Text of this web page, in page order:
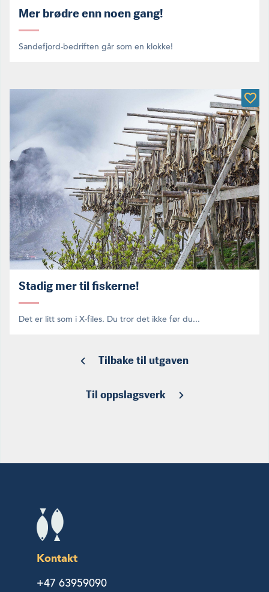
Mer brødre enn noen gang!
Sandefjord-bedriften går som en klokke!
Stadig mer til fiskerne!
Det er litt som i X-files. Du tror det ikke før du...
Tilbake til utgaven
Til oppslagsverk
Kontakt
+47 63959090